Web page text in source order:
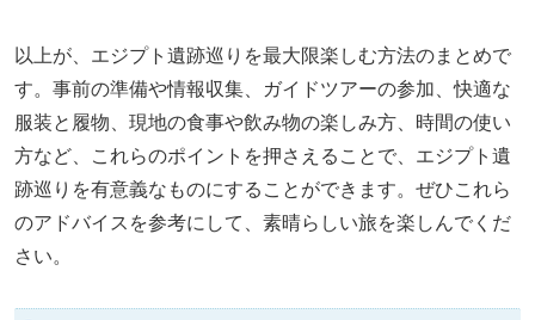
以上が、エジプト遺跡巡りを最大限楽しむ方法のまとめで
す。事前の準備や情報収集、ガイドツアーの参加、快適な
服装と履物、現地の食事や飲み物の楽しみ方、時間の使い
方など、これらのポイントを押さえることで、エジプト遺
跡巡りを有意義なものにすることができます。ぜひこれら
のアドバイスを参考にして、素晴らしい旅を楽しんでくだ
さい。